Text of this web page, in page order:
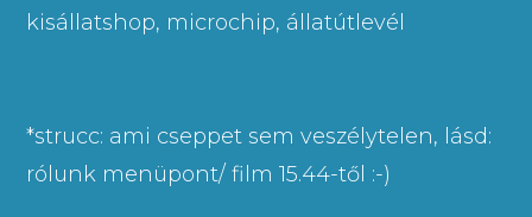
kisállatshop, microchip, állatútlevél
*strucc: ami cseppet sem veszélytelen, lásd:
rólunk menüpont/ film 15.44-től :-)